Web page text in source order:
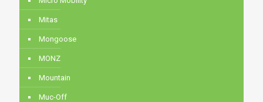
Mitas
Mongoose
MONZ
Mountain
Muc-Off